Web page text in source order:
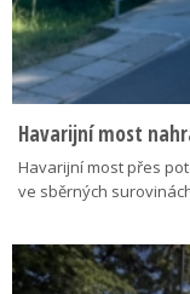
Havarijní most
Havarijní most přes
ve sběrných